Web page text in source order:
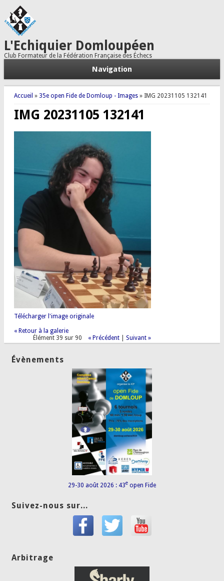
L'Echiquier Domloupéen
Club Formateur de la Fédération Française des Échecs
Navigation
Vous êtes ici
Accueil » 35e open Fide de Domloup - Images» IMG 20231105 132141
IMG 20231105 132141
Télécharger l'image originale
« Retour à la galerie
Élément 39 sur 90
« Précédent |Suivant »
Évènements
29-30 août 2026 : 43e open Fide
Suivez-nous sur...
Arbitrage